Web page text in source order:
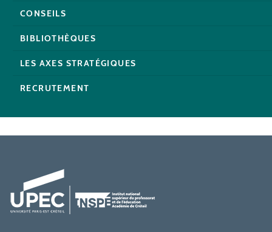
CONSEILS
BIBLIOTHÈQUES
LES AXES STRATÉGIQUES
RECRUTEMENT